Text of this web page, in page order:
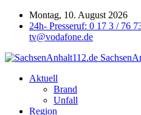
Montag, 10. August 2026
24h- Presseruf: 0 17 3 / 76
tv@vodafone.de
Aktuell
Brand
Unfall
Region